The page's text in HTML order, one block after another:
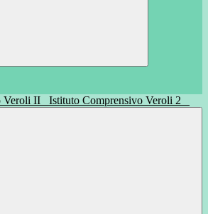
Istituto Comprensivo Veroli 2